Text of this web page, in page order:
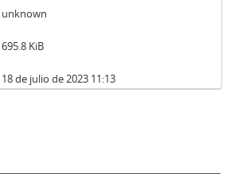
unknown
695.8 KiB
18 de julio de 2023 11:13